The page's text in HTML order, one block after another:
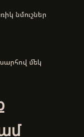
նմուշներ
մեկ